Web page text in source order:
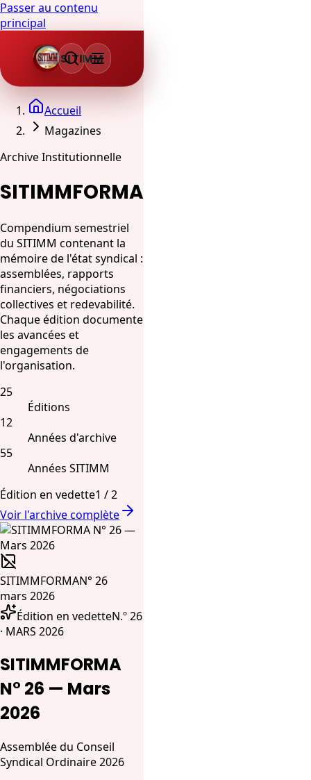
Passer au contenu
principal
SITIMM
Accueil
Magazines
Archive Institutionnelle
SITIMMFORMA
Compendium semestriel
du SITIMM contenant la
mémoire de l'état syndical :
assemblées, rapports
financiers, négociations
collectives et redevabilité.
Chaque édition documente
les avancées et
engagements de
l'organisation.
25
Éditions
12
Années d'archive
55
Années SITIMM
Édition en vedette1 /2
Voir l'archive complète
SITIMMFORMAN° 26
mars 2026
Édition en vedetteN.º 26
· MARS 2026
SITIMMFORMA
N° 26 — Mars
2026
Assemblée du Conseil
Syndical Ordinaire 2026